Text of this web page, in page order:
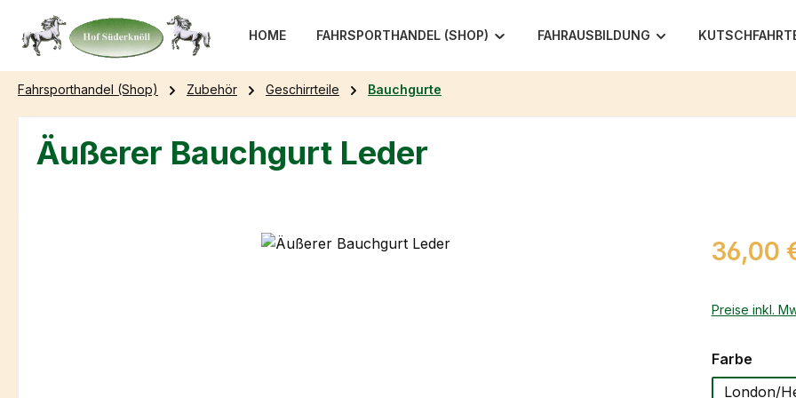
Hauptinhalt springen
Zur Suche springen
Zur Hauptnavigation springen
HOME FAHRSPORTHANDEL (SHOP) FAHRAUSBILDUNG
Fahrsporthandel (Shop) Zubehör Geschirrteile Bauchgurte
Äußerer Bauchgurt Leder
Regulärer
36,00
Preise inkl.
Farbe
London/